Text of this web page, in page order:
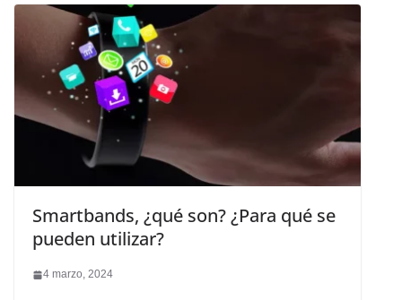
Smartbands, ¿qué son? ¿Para qué se
pueden utilizar?
4 marzo, 2024